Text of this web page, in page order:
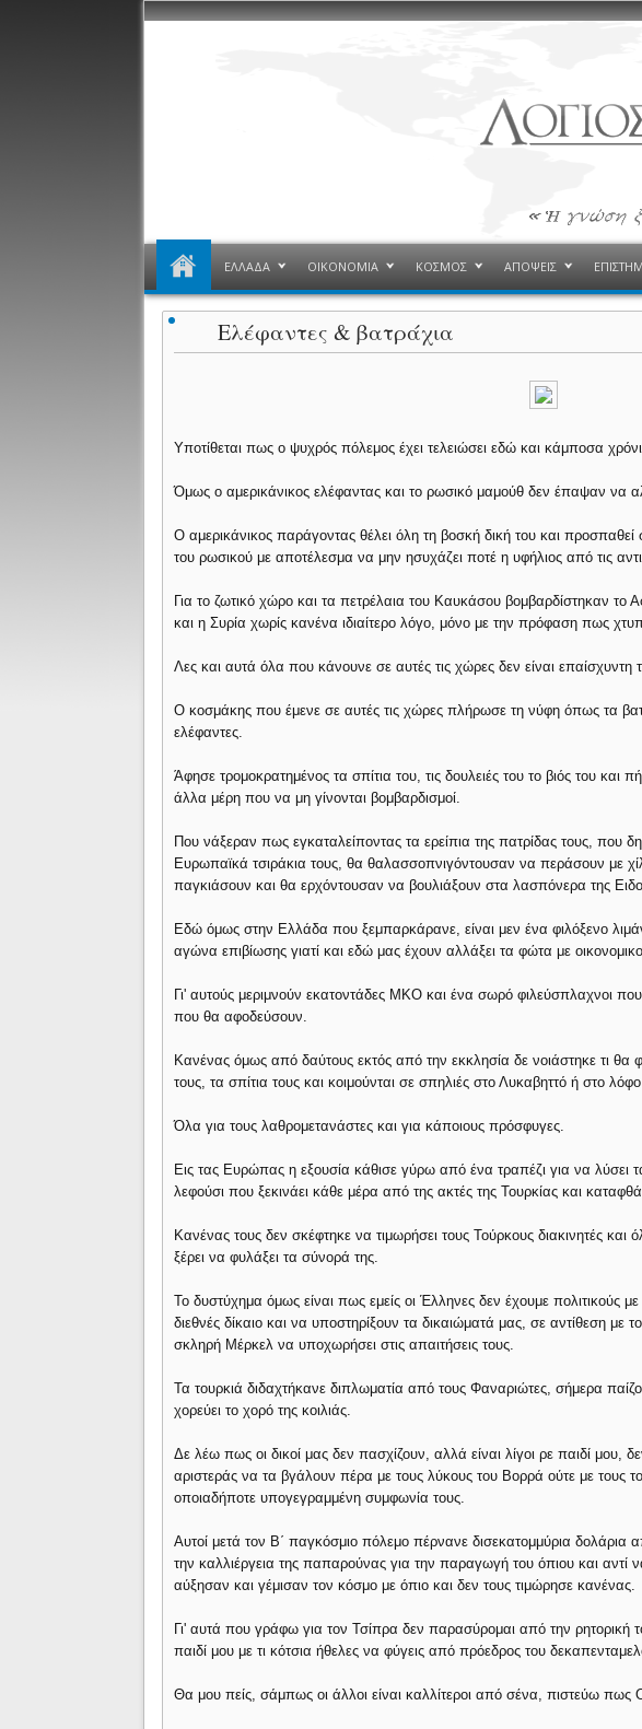
ΕΛΛΑΔΑ ΟΙΚΟΝΟΜΙΑ ΚΟΣΜΟΣ ΑΠΟΨΕΙΣ
Ελέφαντες & βατράχια
Υποτίθεται πως ο ψυχρός πόλεμος έχει τελειώσει εδώ και κάμποσα
Όμως ο αμερικάνικος ελέφαντας και το ρωσικό μαμούθ δεν έπαψαν να
Ο αμερικάνικος παράγοντας θέλει όλη τη βοσκή δική του και προσπαθεί
του ρωσικού με αποτέλεσμα να μην ησυχάζει ποτέ η υφήλιος από τις
Για το ζωτικό χώρο και τα πετρέλαια του Καυκάσου βομβαρδίστηκαν το
και η Συρία χωρίς κανένα ιδιαίτερο λόγο, μόνο με την πρόφαση πως
Λες και αυτά όλα που κάνουνε σε αυτές τις χώρες δεν είναι επαίσχυντη
Ο κοσμάκης που έμενε σε αυτές τις χώρες πλήρωσε τη νύφη όπως τα
ελέφαντες.
Άφησε τρομοκρατημένος τα σπίτια του, τις δουλειές του το βιός του και
άλλα μέρη που να μη γίνονται βομβαρδισμοί.
Που νάξεραν πως εγκαταλείποντας τα ερείπια της πατρίδας τους, που
Ευρωπαϊκά τσιράκια τους, θα θαλασσοπνιγόντουσαν να περάσουν με
παγκιάσουν και θα ερχόντουσαν να βουλιάξουν στα λασπόνερα της
Εδώ όμως στην Ελλάδα που ξεμπαρκάρανε, είναι μεν ένα φιλόξενο
αγώνα επιβίωσης γιατί και εδώ μας έχουν αλλάξει τα φώτα με
Γι' αυτούς μεριμνούν εκατοντάδες ΜΚΟ και ένα σωρό φιλεύσπλαχνοι που
που θα αφοδεύσουν.
Κανένας όμως από δαύτους εκτός από την εκκλησία δε νοιάστηκε τι θα
τους, τα σπίτια τους και κοιμούνται σε σπηλιές στο Λυκαβηττό ή στο
Όλα για τους λαθρομετανάστες και για κάποιους πρόσφυγες.
Εις τας Ευρώπας η εξουσία κάθισε γύρω από ένα τραπέζι για να λύσει
λεφούσι που ξεκινάει κάθε μέρα από της ακτές της Τουρκίας και
Κανένας τους δεν σκέφτηκε να τιμωρήσει τους Τούρκους διακινητές
ξέρει να φυλάξει τα σύνορά της.
Το δυστύχημα όμως είναι πως εμείς οι Έλληνες δεν έχουμε πολιτικούς
διεθνές δίκαιο και να υποστηρίξουν τα δικαιώματά μας, σε αντίθεση
σκληρή Μέρκελ να υποχωρήσει στις απαιτήσεις τους.
Τα τουρκιά διδαχτήκανε διπλωματία από τους Φαναριώτες, σήμερα
χορεύει το χορό της κοιλιάς.
Δε λέω πως οι δικοί μας δεν πασχίζουν, αλλά είναι λίγοι ρε παιδί μου,
αριστεράς να τα βγάλουν πέρα με τους λύκους του Βορρά ούτε με τους
οποιαδήποτε υπογεγραμμένη συμφωνία τους.
Αυτοί μετά τον Β΄ παγκόσμιο πόλεμο πέρνανε δισεκατομμύρια δολάρια
την καλλιέργεια της παπαρούνας για την παραγωγή του όπιου και
αύξησαν και γέμισαν τον κόσμο με όπιο και δεν τους τιμώρησε κανένας.
Γι' αυτά που γράφω για τον Τσίπρα δεν παρασύρομαι από την ρητορική
παιδί μου με τι κότσια ήθελες να φύγεις από πρόεδρος του
Θα μου πείς, σάμπως οι άλλοι είναι καλλίτεροι από σένα, πιστεύω πως